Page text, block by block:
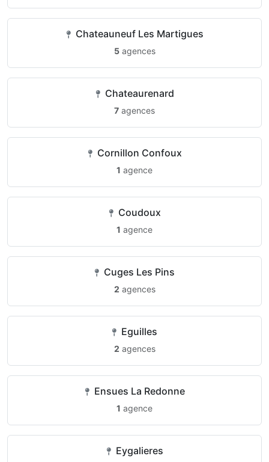
Chateauneuf Les Martigues
5agences
Chateaurenard
7 agences
Cornillon Confoux
1 agence
Coudoux
1 agence
Cuges Les Pins
2 agences
Eguilles
2 agences
Ensues La Redonne
1 agence
Eygalieres